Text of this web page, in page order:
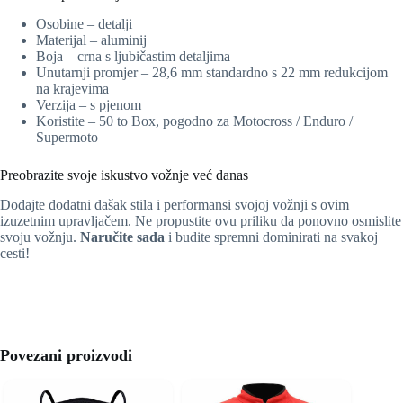
Osobine – detalji
Materijal – aluminij
Boja – crna s ljubičastim detaljima
Unutarnji promjer – 28,6 mm standardno s 22 mm redukcijom
na krajevima
Verzija – s pjenom
Koristite – 50 to Box, pogodno za Motocross / Enduro /
Supermoto
Preobrazite svoje iskustvo vožnje već danas
Dodajte dodatni dašak stila i performansi svojoj vožnji s ovim
izuzetnim upravljačem. Ne propustite ovu priliku da ponovno osmislite
svoju vožnju. Naručite sada i budite spremni dominirati na svakoj
cesti!
Povezani proizvodi